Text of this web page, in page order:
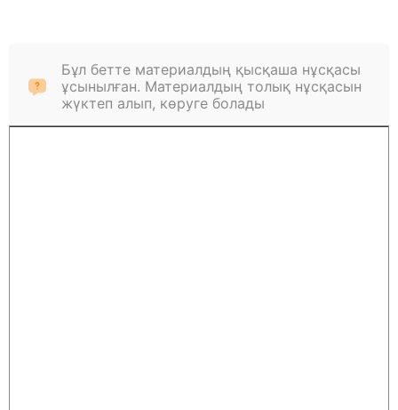
Бұл бетте материалдың қысқаша нұсқасы
ұсынылған. Материалдың толық нұсқасын
жүктеп алып, көруге болады